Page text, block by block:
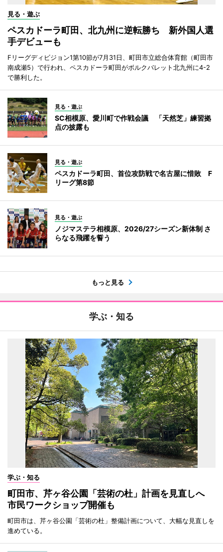
見る・遊ぶ
ペスカドーラ町田、北九州に逆転勝ち 新外国人選
手デビューも
Fリーグディビジョン1第10節が7月31日、町田市立総合体育館（町田市
南成瀬5）で行われ、ペスカドーラ町田がボルクバレット北九州に4-2
で勝利した。
見る・遊ぶ
SC相模原、愛川町で作戦会議 「天然芝」練習拠
点の披露も
見る・遊ぶ
ペスカドーラ町田、首位攻防戦で名古屋に惜敗 F
リーグ第8節
見る・遊ぶ
ノジマステラ相模原、2026/27シーズン新体制 さ
らなる飛躍を誓う
もっと見る
学ぶ・知る
学ぶ・知る
町田市、芹ヶ谷公園「芸術の杜」計画を見直しへ
市民ワークショップ開催も
町田市は、芹ヶ谷公園「芸術の杜」整備計画について、大幅な見直しを
進めている。